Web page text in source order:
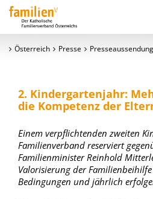
Österreich Presse
2. Kindergartenjahr:
die Kompetenz der
Einem verpflichtenden zweiten
Familienverband reserviert
Familienminister Reinhold
Valorisierung der
Bedingungen und jährlich